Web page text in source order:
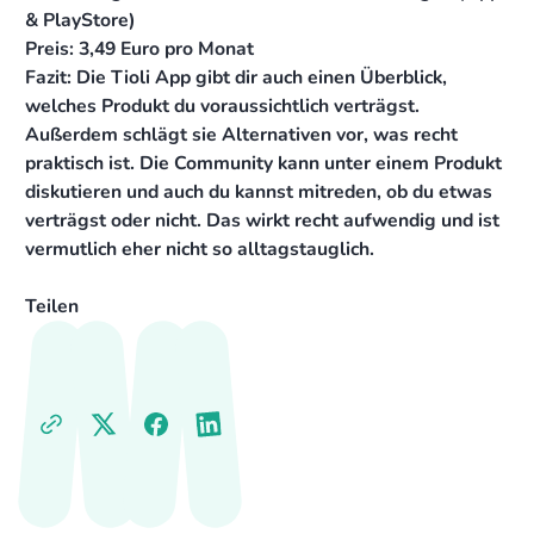
& PlayStore)
Preis: 3,49 Euro pro Monat
Fazit: Die Tioli App gibt dir auch einen Überblick,
welches Produkt du voraussichtlich verträgst.
Außerdem schlägt sie Alternativen vor, was recht
praktisch ist. Die Community kann unter einem Produkt
diskutieren und auch du kannst mitreden, ob du etwas
verträgst oder nicht. Das wirkt recht aufwendig und ist
vermutlich eher nicht so alltagstauglich.
Teilen